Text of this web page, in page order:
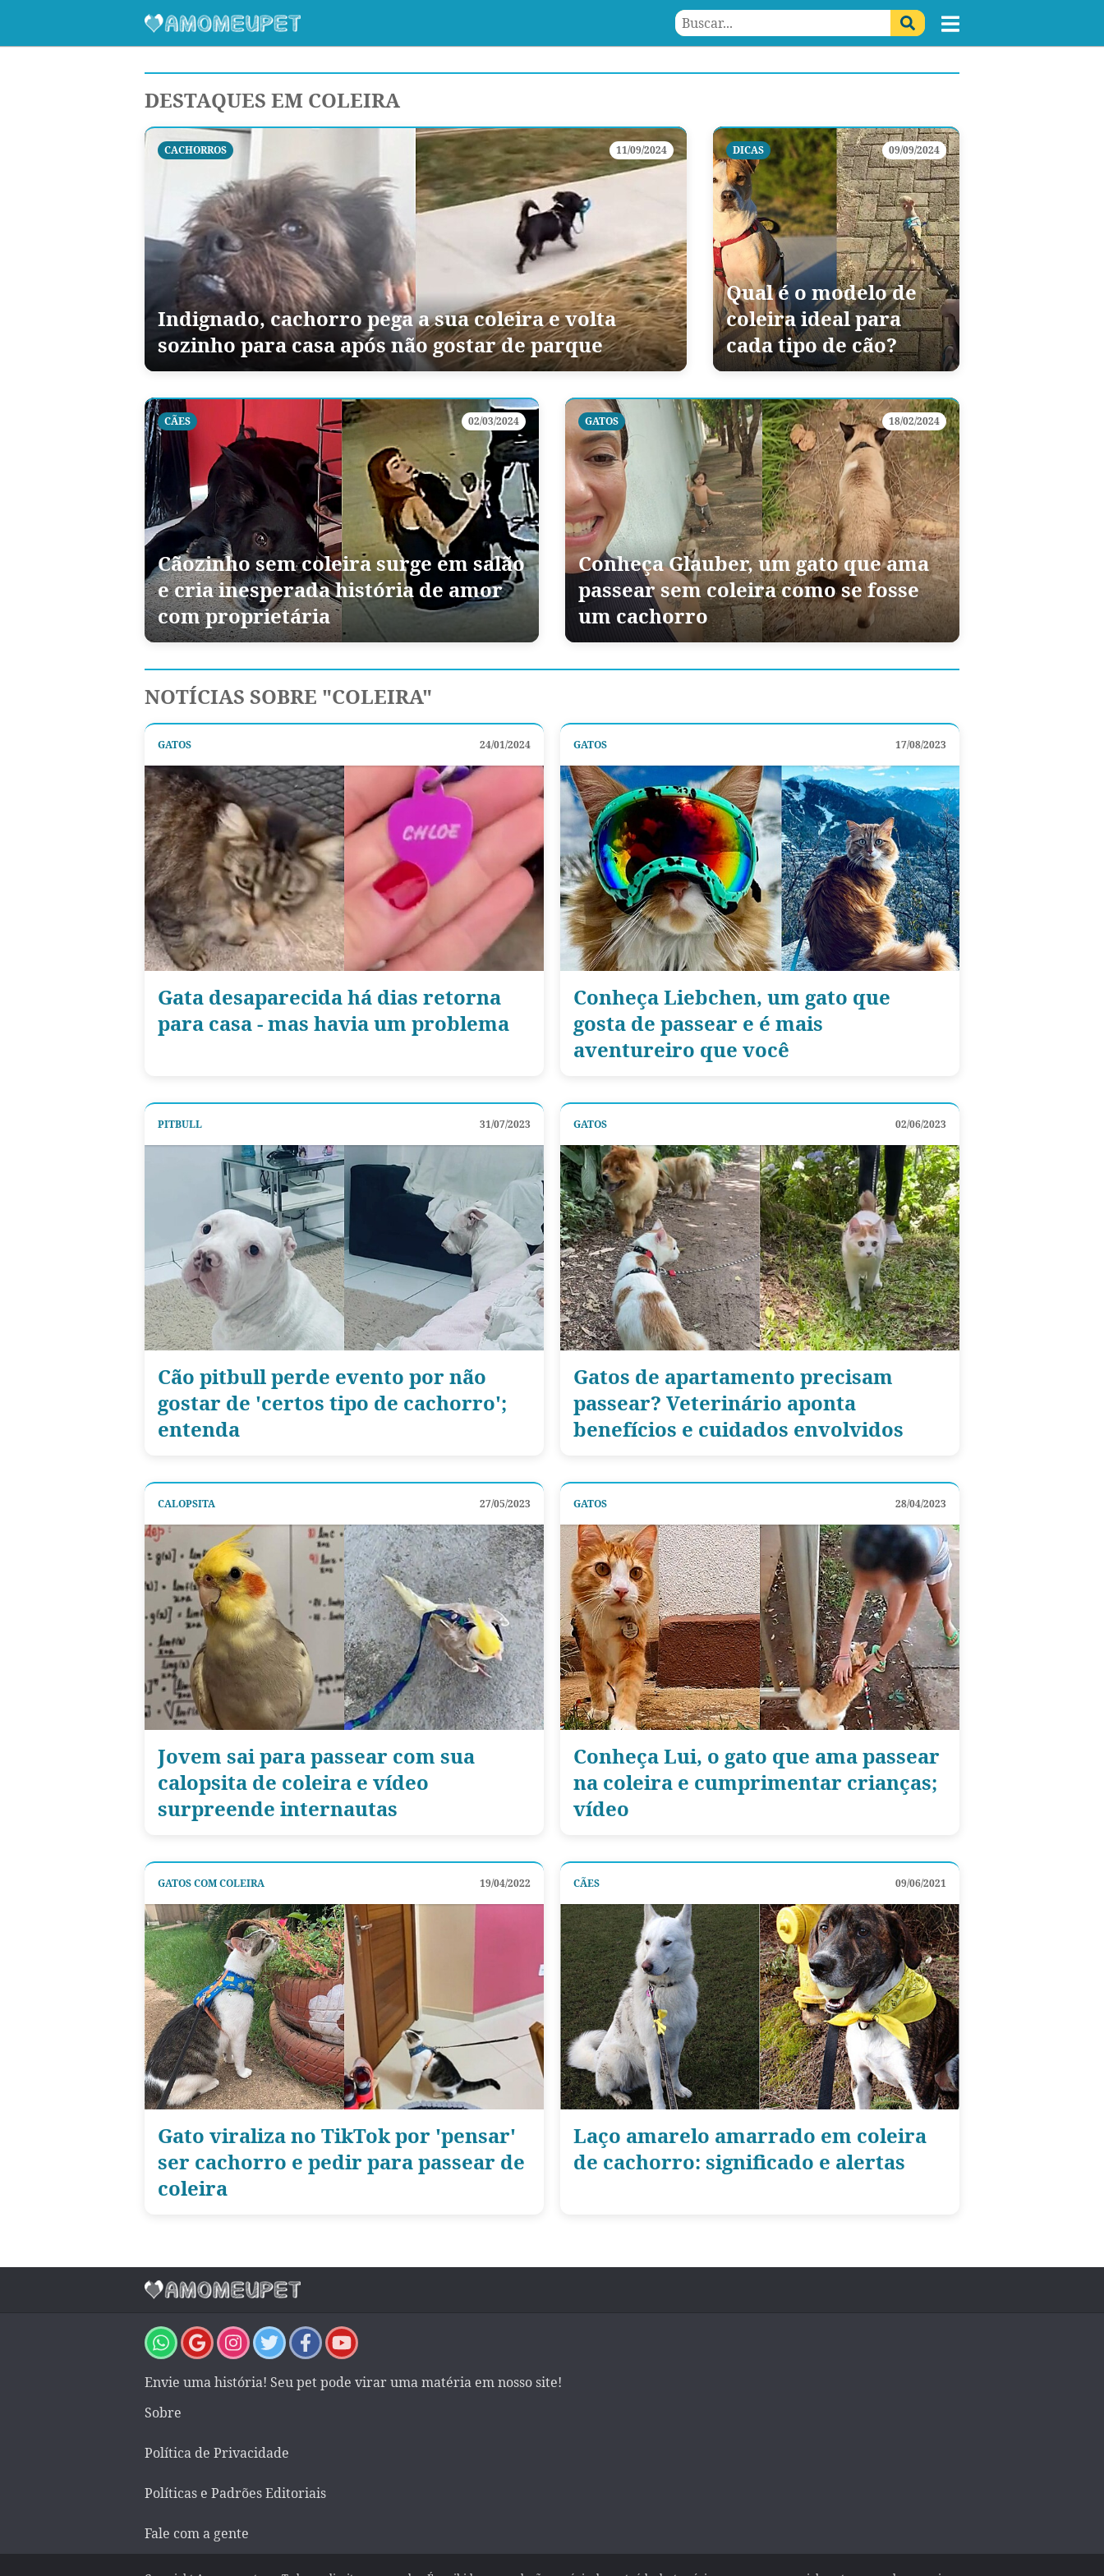
DESTAQUES EM COLEIRA
CACHORROS 11/09/2024
Indignado, cachorro pega a sua coleira e volta
sozinho para casa após não gostar de parque
DICAS 09/09/2024
Qual é o modelo de
coleira ideal para
cada tipo de cão?
CÃES 02/03/2024
Cãozinho sem coleira surge em salão
e cria inesperada história de amor
com proprietária
GATOS 18/02/2024
Conheça Glauber, um gato que ama
passear sem coleira como se fosse
um cachorro
NOTÍCIAS SOBRE "COLEIRA"
GATOS 24/01/2024
Gata desaparecida há dias retorna
para casa - mas havia um problema
GATOS 17/08/2023
Conheça Liebchen, um gato que
gosta de passear e é mais
aventureiro que você
PITBULL 31/07/2023
Cão pitbull perde evento por não
gostar de 'certos tipo de cachorro';
entenda
GATOS 02/06/2023
Gatos de apartamento precisam
passear? Veterinário aponta
benefícios e cuidados envolvidos
CALOPSITA 27/05/2023
Jovem sai para passear com sua
calopsita de coleira e vídeo
surpreende internautas
GATOS 28/04/2023
Conheça Lui, o gato que ama passear
na coleira e cumprimentar crianças;
vídeo
GATOS COM COLEIRA 19/04/2022
Gato viraliza no TikTok por 'pensar'
ser cachorro e pedir para passear de
coleira
CÃES 09/06/2021
Laço amarelo amarrado em coleira
de cachorro: significado e alertas
Envie uma história! Seu pet pode virar uma matéria em nosso site!
Sobre
Política de Privacidade
Políticas e Padrões Editoriais
Fale com a gente